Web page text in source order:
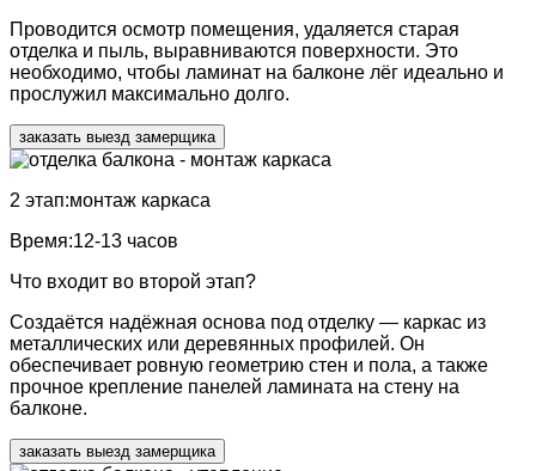
Проводится осмотр помещения, удаляется старая
отделка и пыль, выравниваются поверхности. Это
необходимо, чтобы ламинат на балконе лёг идеально и
прослужил максимально долго.
заказать выезд замерщика
2 этап:монтаж каркаса
Время:12-13 часов
Что входит во второй этап?
Создаётся надёжная основа под отделку — каркас из
металлических или деревянных профилей. Он
обеспечивает ровную геометрию стен и пола, а также
прочное крепление панелей ламината на стену на
балконе.
заказать выезд замерщика